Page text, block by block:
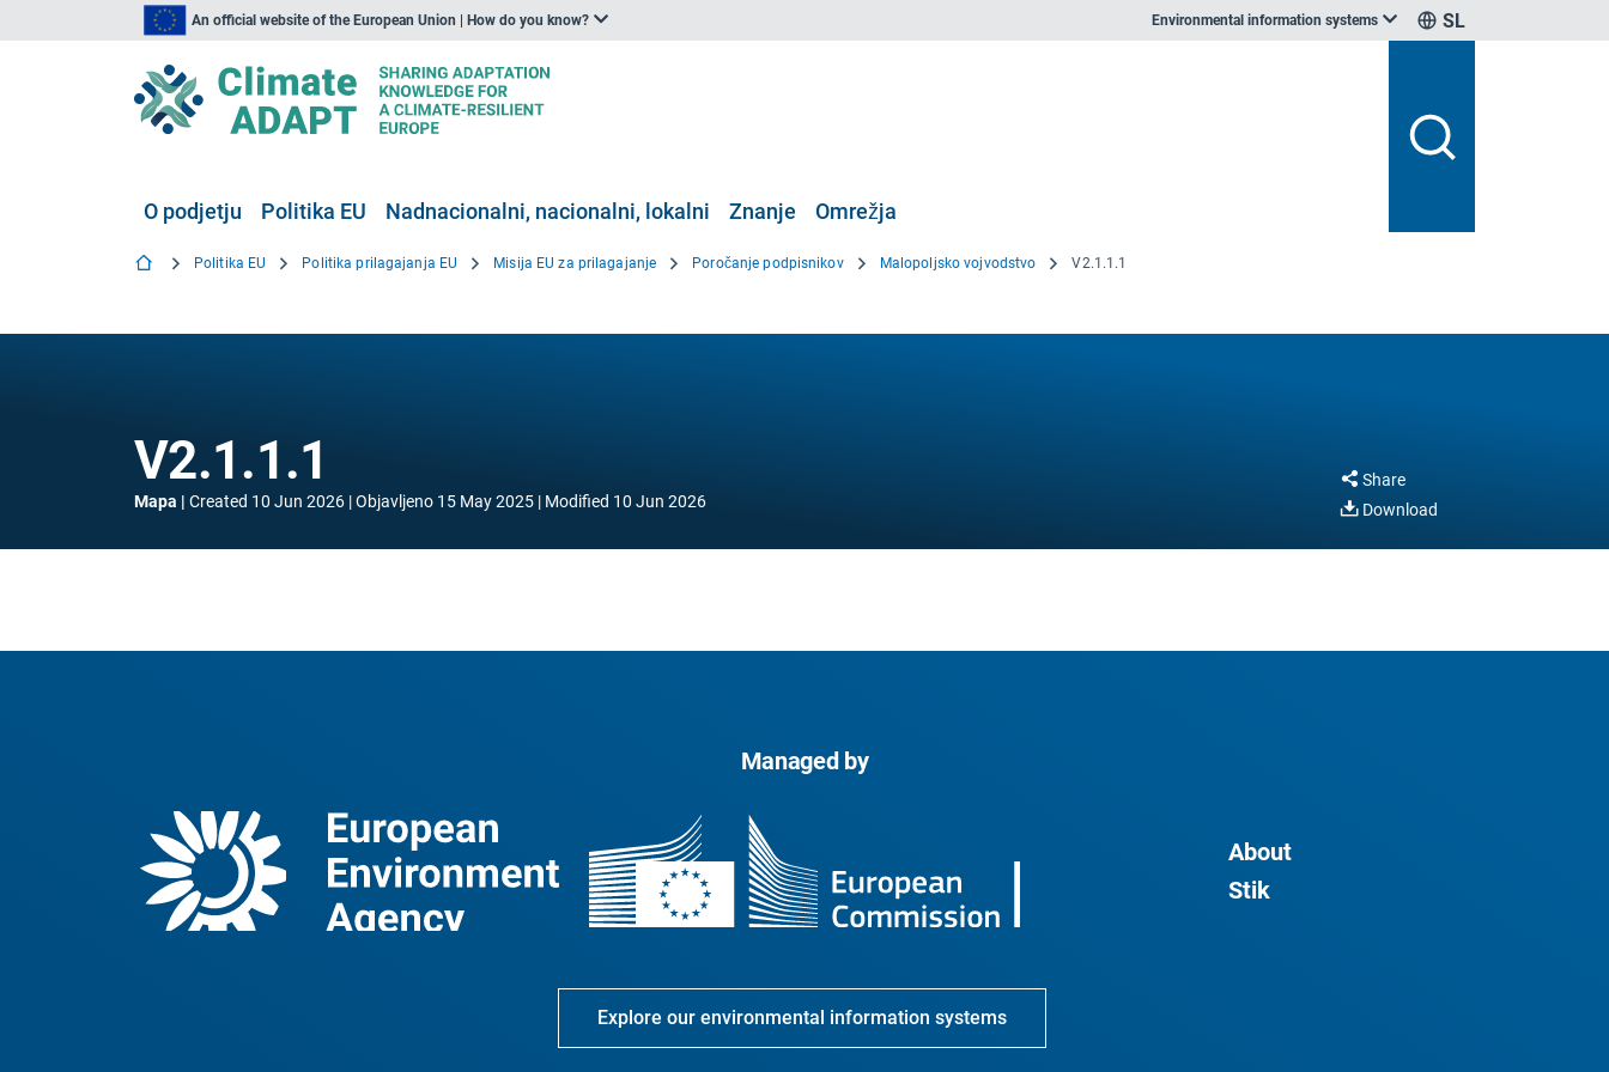
An official website of the European Union | How do you know? Environmental information systems SL
O podjetju Politika EU Nadnacionalni, nacionalni, lokalni Znanje Omrežja
Politika EU Politika prilagajanja EU Misija EU za prilagajanje Poročanje podpisnikov Malopoljsko vojvodstvo V2.1.1.1
V2.1.1.1
Mapa Created 10 Jun 2026 Objavljeno 15 May 2025 Modified 10 Jun 2026
Share
Download
Managed by
About
Stik
Explore our environmental information systems